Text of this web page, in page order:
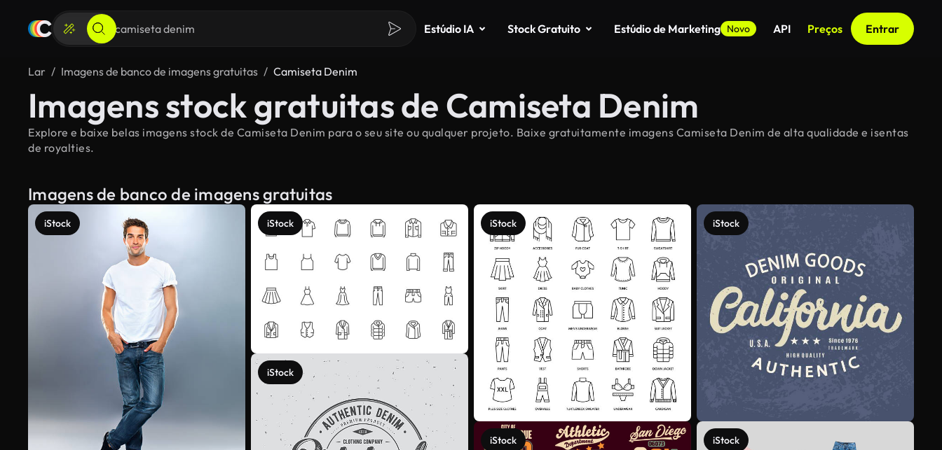
Estúdio IA Stock Gratuito Estúdio de Marketing Novo API Preços Entrar
Lar Imagens de banco de imagens gratuitas Camiseta Denim
Imagens stock gratuitas de Camiseta Denim
Explore e baixe belas imagens stock de Camiseta Denim para o seu site ou qualquer projeto. Baixe gratuitamente imagens Camiseta Denim de alta qualidade e isentas
de royalties.
Imagens de banco de imagens gratuitas
iStock iStock
iStock
iStock
iStock
iStock
iStock